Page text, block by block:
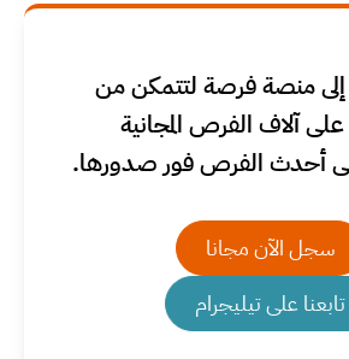
إلى منصة فرصة لتتمكن من
آلاف الفرص المجانية
أحدث الفرص فور صدورها.
سجل الآن مجانا
تابعنا على تيليجرام